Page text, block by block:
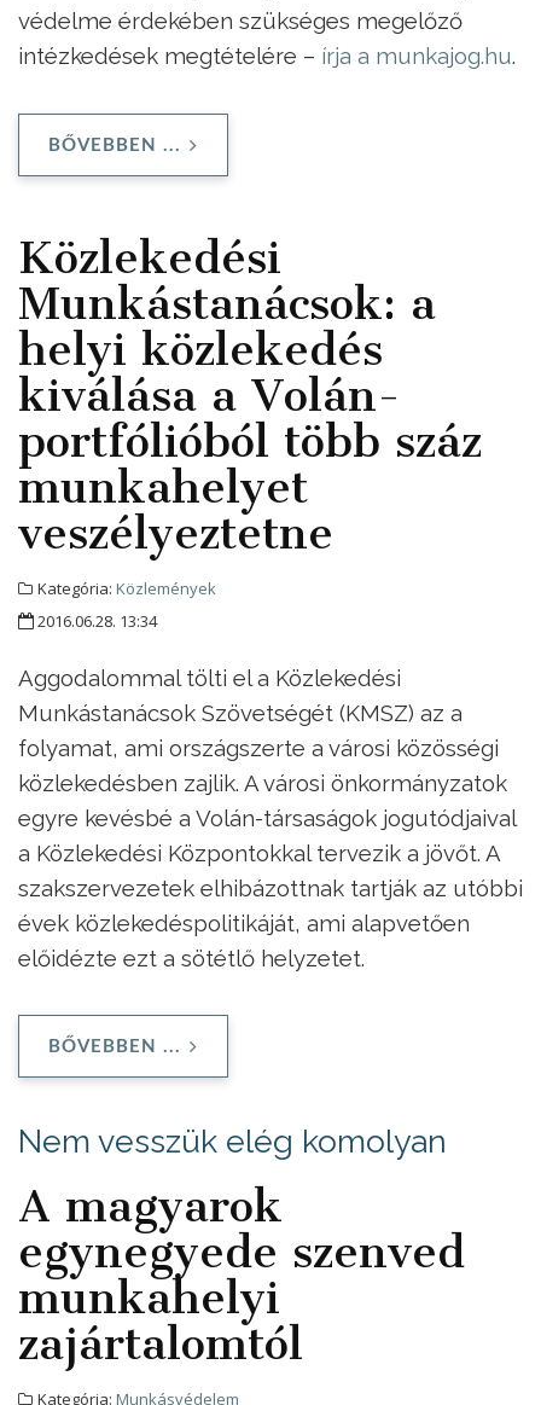
védelme érdekében szükséges megelőző
intézkedések megtételére – írja a munkajog.hu.
BŐVEBBEN ...
Közlekedési
Munkástanácsok: a
helyi közlekedés
kiválása a Volán-
portfólióból több száz
munkahelyet
veszélyeztetne
Kategória: Közlemények
2016.06.28. 13:34
Aggodalommal tölti el a Közlekedési
Munkástanácsok Szövetségét (KMSZ) az a
folyamat, ami országszerte a városi közösségi
közlekedésben zajlik. A városi önkormányzatok
egyre kevésbé a Volán-társaságok jogutódjaival
a Közlekedési Központokkal tervezik a jövőt. A
szakszervezetek elhibázottnak tartják az utóbbi
évek közlekedéspolitikáját, ami alapvetően
előidézte ezt a sötétlő helyzetet.
BŐVEBBEN ...
Nem vesszük elég komolyan
A magyarok
egynegyede szenved
munkahelyi
zajártalomtól
Kategória: Munkásvédelem